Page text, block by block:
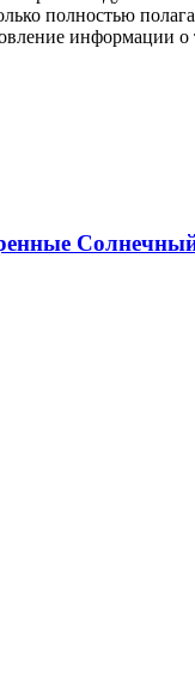
полностью
информации о